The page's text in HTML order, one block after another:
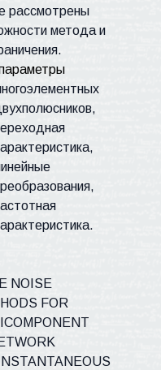
рассмотрены
метода и
NOISE
FOR